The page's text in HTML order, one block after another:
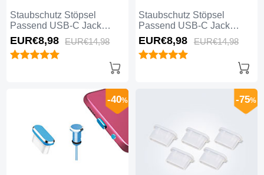
Staubschutz Stöpsel
Passend USB-C Jack
Type-C Universal H14 für
Apple iPhone 16 Blau
EUR€8,98 EUR€14,98
Staubschutz Stöpsel
Passend USB-C Jack
Type-C Universal H13 für
Apple iPhone 16 Violett
EUR€8,98 EUR€14,98
-40% -75%